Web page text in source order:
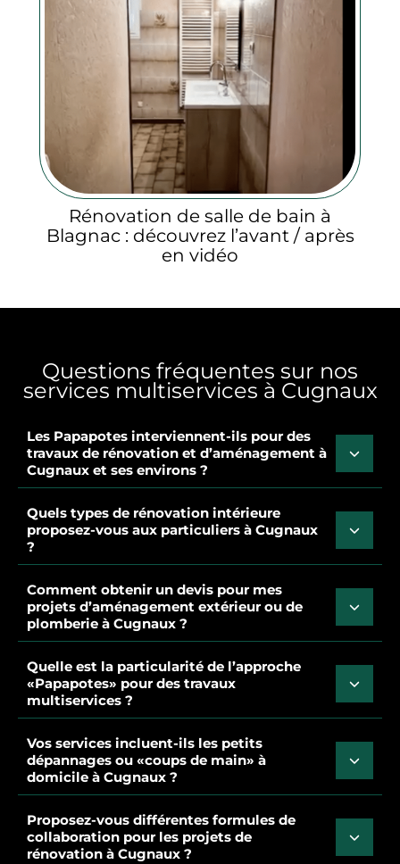
Rénovation de salle de bain à
Blagnac : découvrez l’avant / après
en vidéo
Questions fréquentes sur nos
services multiservices à Cugnaux
Les Papapotes interviennent-ils pour des
travaux de rénovation et d’aménagement à
Cugnaux et ses environs ?
Quels types de rénovation intérieure
proposez-vous aux particuliers à Cugnaux
?
Comment obtenir un devis pour mes
projets d’aménagement extérieur ou de
plomberie à Cugnaux ?
Quelle est la particularité de l’approche
«Papapotes» pour des travaux
multiservices ?
Vos services incluent-ils les petits
dépannages ou «coups de main» à
domicile à Cugnaux ?
Proposez-vous différentes formules de
collaboration pour les projets de
rénovation à Cugnaux ?